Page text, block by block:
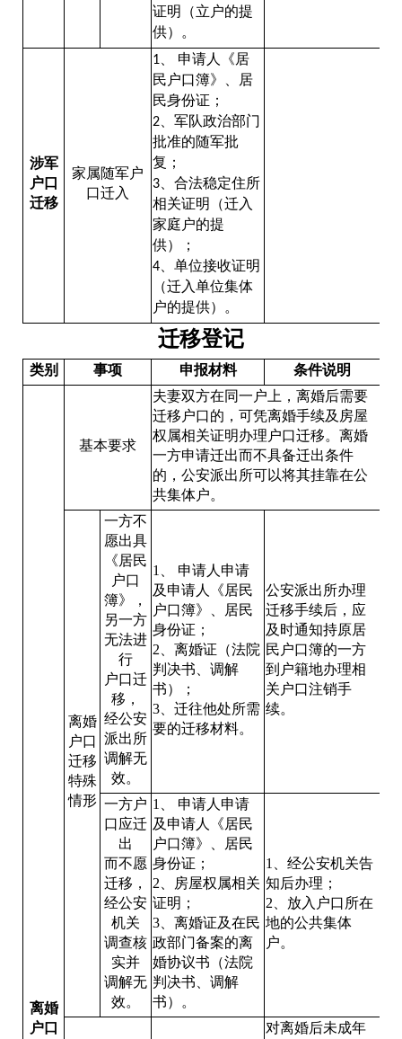
证明（立户的提
供）。
涉军
户口
迁移
家属随军户
口迁入
1
申请人《居
民户口簿》、居
民身份证；
2 、军队政治部门
批准的随军批
复；
3 、合法稳定住所
相关证明（迁入
家庭户的提
供）；
4 、单位接收证明
（迁入单位集体
户的提供）。
迁移登记
类别 事项 申报材料 条件说明
离婚
户口
基本要求
夫妻双方在同一户上，离婚后需要
迁移户口的，可凭离婚手续及房屋
权属相关证明办理户口迁移。离婚
一方申请迁出而不具备迁出条件
的，公安派出所可以将其挂靠在公
共集体户。
离婚
户口
迁移
特殊
情形
一方不
愿出具
《居民
户口
簿》，
另一方
无法进
行
户口迁
移，
经公安
派出所
调解无
效。
1、 申请人申请
及申请人《居民
户口簿》、居民
身份证；
2、离婚证（法院
判决书、调解
书）；
3、迁往他处所需
要的迁移材料。
公安派出所办理
迁移手续后，应
及时通知持原居
民户口簿的一方
到户籍地办理相
关户口注销手
续。
一方户
口应迁
出
而不愿
迁移，
经公安
机关
调查核
实并
调解无
效。
1、 申请人申请
及申请人《居民
户口簿》、居民
身份证；
2、房屋权属相关
证明；
3、离婚证及在民
政部门备案的离
婚协议书（法院
判决书、调解
书）。
1、经公安机关告
知后办理；
2、放入户口所在
地的公共集体
户。
对离婚后未成年